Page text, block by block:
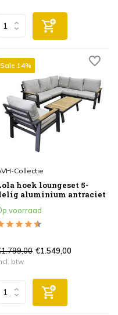
Sale 14%
Collectie
hoek loungeset 5-
aluminium antraciet
voorraad
€1.549,00
btw